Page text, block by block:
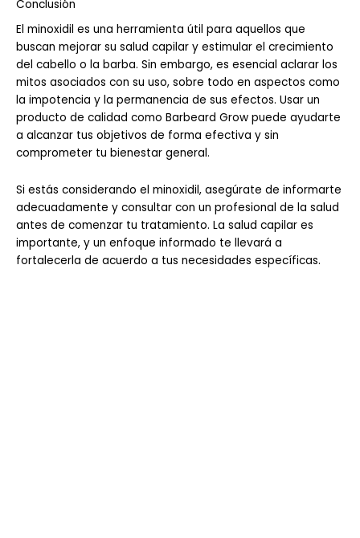
Conclusión
El minoxidil es una herramienta útil para aquellos que
buscan mejorar su salud capilar y estimular el crecimiento
del cabello o la barba. Sin embargo, es esencial aclarar los
mitos asociados con su uso, sobre todo en aspectos como
la impotencia y la permanencia de sus efectos. Usar un
producto de calidad como Barbeard Grow puede ayudarte
a alcanzar tus objetivos de forma efectiva y sin
comprometer tu bienestar general.
Si estás considerando el minoxidil, asegúrate de informarte
adecuadamente y consultar con un profesional de la salud
antes de comenzar tu tratamiento. La salud capilar es
importante, y un enfoque informado te llevará a
fortalecerla de acuerdo a tus necesidades específicas.